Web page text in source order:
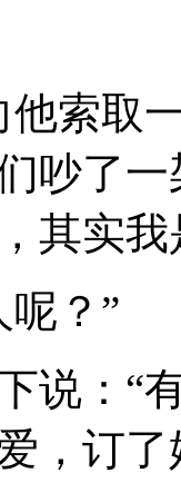
他索取
吵了
其实
呢？”
说：“
，订